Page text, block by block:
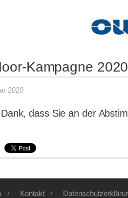
Kampagne 2020
2020
dass Sie an der
Kontakt